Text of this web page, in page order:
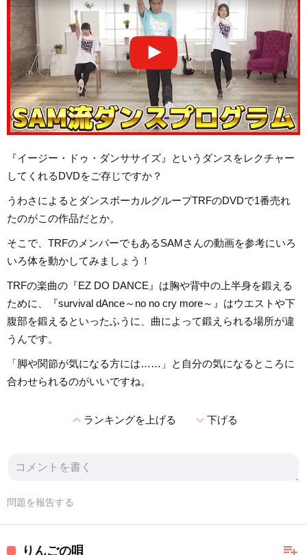
『イージー・ドゥ・ダンササイズ』というダンスをレクチャー
してくれるDVDをご存じですか？
うわさによるとダンスボーカルグループTRFのDVDで1番売れ
たのがこの作品だとか。
そこで、TRFのメンバーでもあるSAMさんの動画を参考にいろ
いろ体を動かしてみましょう！
TRFの楽曲の『EZ DO DANCE』は胸や背中の上半身を鍛える
ために、『survival dAnce～no no cry more～』はウエストや下
腹部を鍛えるといったふうに、曲によって鍛えられる場所が違
うんです。
「脚や関節が気になる方には……」と自分の気になるところに
合わせられるのがいいですね。
expand_lessランキングを上げる expand_more下げる
問題を報告する
playlist_add
りんごの唄